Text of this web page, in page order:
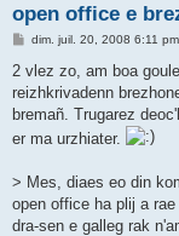
open office e
M
s
a
g
dim. juil. 20, 2008 6:11 pm
2 vlez zo, am boa
reizhkrivadenn
bremañ. Trugarez
er ma urzhiater.
> Mes, diaes eo din
open office ha plij a
dra-sen e galleg rak